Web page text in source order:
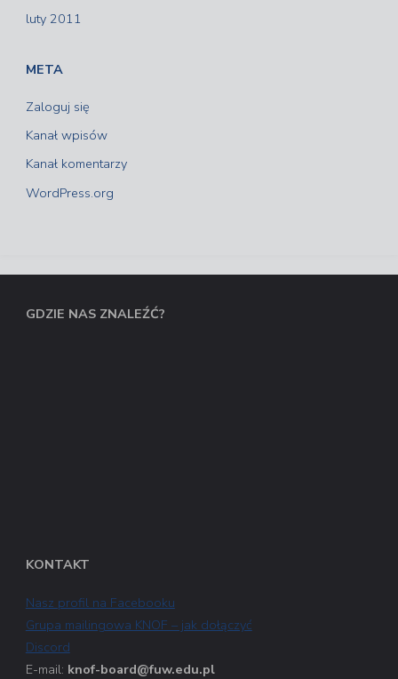
luty 2011
META
Zaloguj się
Kanał wpisów
Kanał komentarzy
WordPress.org
GDZIE NAS ZNALEŹĆ?
KONTAKT
Nasz profil na Facebooku
Grupa mailingowa KNOF – jak dołączyć
Discord
E-mail: knof-board@fuw.edu.pl